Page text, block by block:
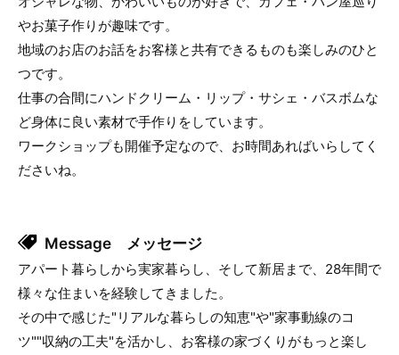
やお菓子作りが趣味です。
地域のお店のお話をお客様と共有できるものも楽しみのひと
つです。
仕事の合間にハンドクリーム・リップ・サシェ・バスボムな
ど身体に良い素材で手作りをしています。
ワークショップも開催予定なので、お時間あればいらしてく
ださいね。
Message メッセージ
アパート暮らしから実家暮らし、そして新居まで、28年間で
様々な住まいを経験してきました。
その中で感じた"リアルな暮らしの知恵"や"家事動線のコ
ツ""収納の工夫"を活かし、お客様の家づくりがもっと楽し